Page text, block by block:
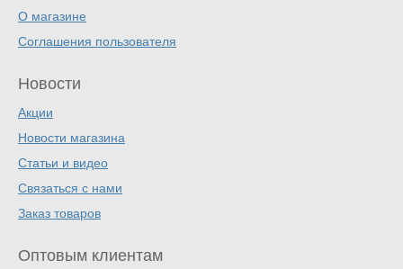
О магазине
Соглашения пользователя
Новости
Акции
Новости магазина
Статьи и видео
Связаться с нами
Заказ товаров
Оптовым клиентам